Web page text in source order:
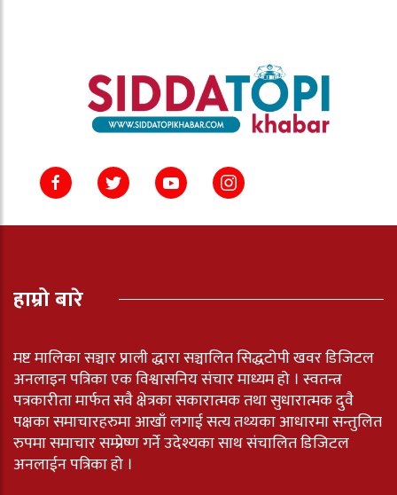
हाम्रो बारे
मष्ट मालिका सञ्चार प्राली द्धारा सञ्चालित सिद्धटोपी खवर डिजिटल
अनलाइन पत्रिका एक विश्वासनिय संचार माध्यम हो । स्वतन्त्र
पत्रकारीता मार्फत सवै क्षेत्रका सकारात्मक तथा सुधारात्मक दुवै
पक्षका समाचारहरुमा आखाँ लगाई सत्य तथ्यका आधारमा सन्तुलित
रुपमा समाचार सम्प्रेष्ण गर्ने उदेश्यका साथ संचालित डिजिटल
अनलाईन पत्रिका हो ।